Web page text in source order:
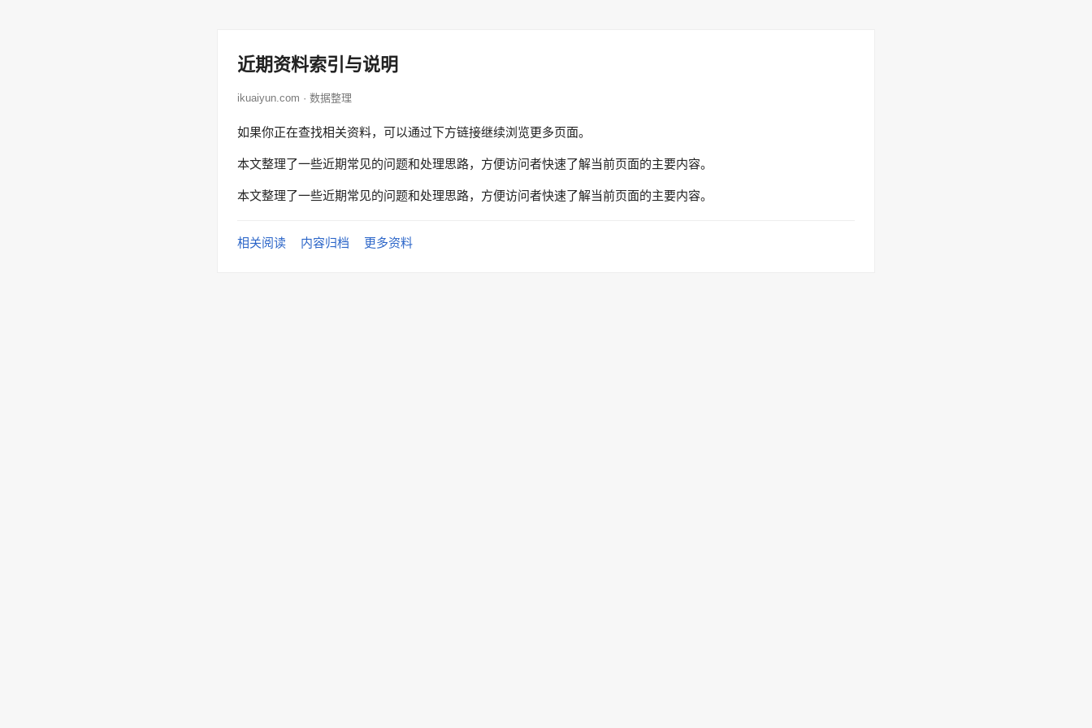
近期资料索引与说明
ikuaiyun.com · 数据整理
如果你正在查找相关资料，可以通过下方链接继续浏览更多页面。
本文整理了一些近期常见的问题和处理思路，方便访问者快速了解当前页面的主要内容。
本文整理了一些近期常见的问题和处理思路，方便访问者快速了解当前页面的主要内容。
相关阅读 内容归档 更多资料